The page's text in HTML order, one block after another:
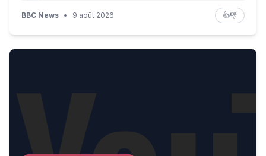
BBC News • 9 août 2026 👍👎
Olympian Michael Johnson: Key takeaways from